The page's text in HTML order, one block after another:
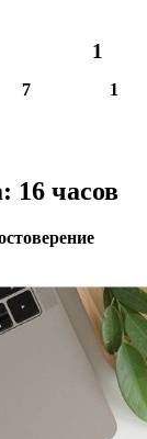
1
7 1
16 часов